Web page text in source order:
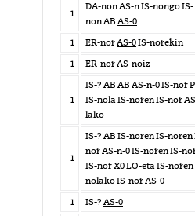
1
DA-non AS-n IS-nongo IS-
non AB AS-0
1
ER-norAS-0IS-norekin
1
ER-norAS-noiz
1
IS-? AB AB AS-n-0 IS-nor
IS-nola IS-noren IS-nor
lako
1
IS-? AB IS-noren IS-noren
nor AS-n-0 IS-noren IS-
IS-nor X0 LO-eta IS-noren
nolako IS-norAS-0
1
IS-? AS-0